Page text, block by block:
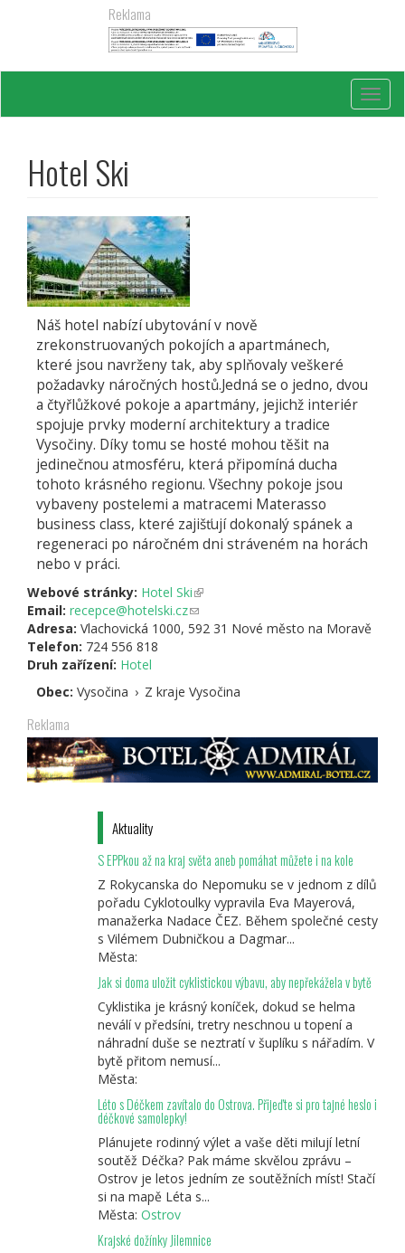
Reklama
Hotel Ski
Náš hotel nabízí ubytování v nově
zrekonstruovaných pokojích a apartmánech,
které jsou navrženy tak, aby splňovaly veškeré
požadavky náročných hostů.Jedná se o jedno, dvou
a čtyřlůžkové pokoje a apartmány, jejichž interiér
spojuje prvky moderní architektury a tradice
Vysočiny. Díky tomu se hosté mohou těšit na
jedinečnou atmosféru, která připomíná ducha
tohoto krásného regionu. Všechny pokoje jsou
vybaveny postelemi a matracemi Materasso
business class, které zajišťují dokonalý spánek a
regeneraci po náročném dni stráveném na horách
nebo v práci.
Webové stránky: Hotel Ski(odkaz
je
externí)
Email: recepce@hotelski.cz(odkaz
odešle
Adresa: Vlachovická 1000, 592 31 Nové město na Moravě
Telefon: 724 556 818
Druh zařízení: Hotel
Obec: Vysočina › Z kraje Vysočina
Reklama
Aktuality
S EPPkou až na kraj světa aneb pomáhat můžete i na kole
Z Rokycanska do Nepomuku se v jednom z dílů
pořadu Cyklotoulky vypravila Eva Mayerová,
manažerka Nadace ČEZ. Během společné cesty
s Vilémem Dubničkou a Dagmar...
Města:
Jak si doma uložit cyklistickou výbavu, aby nepřekážela v bytě
Cyklistika je krásný koníček, dokud se helma
neválí v předsíni, tretry neschnou u topení a
náhradní duše se neztratí v šuplíku s nářadím. V
bytě přitom nemusí...
Města:
Léto s Déčkem zavítalo do Ostrova. Přijeďte si pro tajné heslo i
déčkové samolepky!
Plánujete rodinný výlet a vaše děti milují letní
soutěž Déčka? Pak máme skvělou zprávu –
Ostrov je letos jedním ze soutěžních míst! Stačí
si na mapě Léta s...
Města: Ostrov
Krajské dožínky Jilemnice